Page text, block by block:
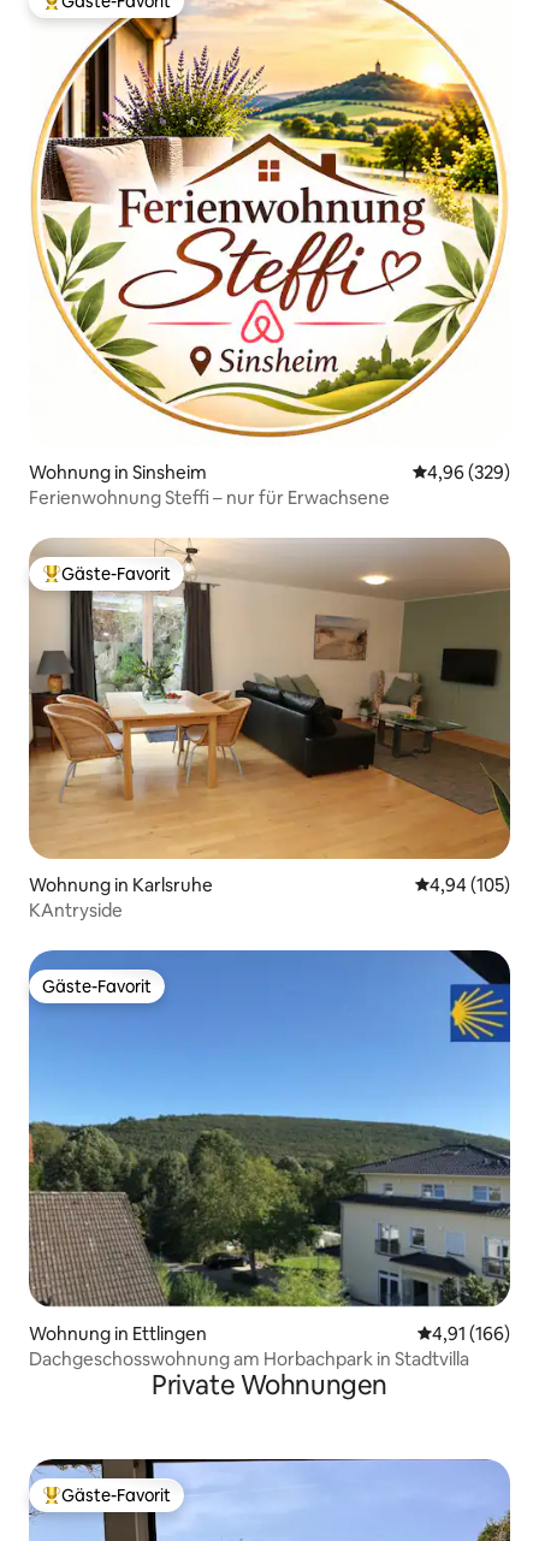
Beliebter Gäste-Favorit.
Wohnung in Sinsheim
4,96 (329)
Ferienwohnung Steffi – nur für Erwachsene
Beliebter Gäste-Favorit.
Gäste-Favorit
Wohnung in Karlsruhe
4,94 (105)
KAntryside
Gäste-Favorit
Gäste-Favorit
Wohnung in Ettlingen
4,91 (166)
Dachgeschosswohnung am Horbachpark in Stadtvilla
Private Wohnungen
Beliebter Gäste-Favorit.
Gäste-Favorit